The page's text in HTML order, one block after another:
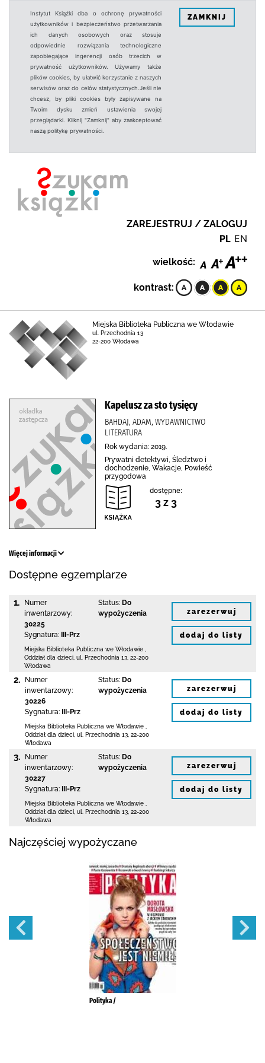
Instytut Książki dba o ochronę prywatności
użytkowników i bezpieczeństwo przetwarzania
ich danych osobowych oraz stosuje
odpowiednie rozwiązania technologiczne
zapobiegające ingerencji osób trzecich w
prywatność użytkowników. Używamy także
plików cookies, by ułatwić korzystanie z naszych
serwisów oraz do celów statystycznych.Jeśli nie
chcesz, by pliki cookies były zapisywane na
Twoim dysku zmień ustawienia swojej
przeglądarki. Kliknij "Zamknij" aby zaakceptować
naszą politykę prywatności.
ZAMKNIJ
ZAREJESTRUJ / ZALOGUJ
PL EN
wielkość:
kontrast:
Miejska Biblioteka Publiczna we Włodawie
ul. Przechodnia 13
22-200 Włodawa
Kapelusz za sto tysięcy
BAHDAJ, ADAM, WYDAWNICTWO
LITERATURA
Rok wydania: 2019.
Prywatni detektywi, Śledztwo i
dochodzenie, Wakacje, Powieść
przygodowa
dostępne:
3 z 3
Więcej informacji
Dostępne egzemplarze
1.
Numer
inwentarzowy:
30225
Sygnatura:
III-Prz
Status: Do
wypożyczenia
Miejska Biblioteka Publiczna we Włodawie
Oddział dla dzieci, ul. Przechodnia 13 22-200
Włodawa
zarezerwuj
dodaj do listy
2.
Numer
inwentarzowy:
30226
Sygnatura:
III-Prz
Status: Do
wypożyczenia
Miejska Biblioteka Publiczna we Włodawie
Oddział dla dzieci, ul. Przechodnia 13 22-200
Włodawa
zarezerwuj
dodaj do listy
3.
Numer
inwentarzowy:
30227
Sygnatura:
III-Prz
Status: Do
wypożyczenia
Miejska Biblioteka Publiczna we Włodawie
Oddział dla dzieci, ul. Przechodnia 13 22-200
Włodawa
zarezerwuj
dodaj do listy
Najczęściej wypożyczane
Polityka /